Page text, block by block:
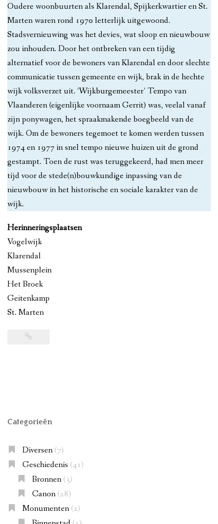
Oudere woonbuurten als Klarendal, Spijkerkwartier en St.
Marten waren rond 1970 letterlijk uitgewoond.
Stadsvernieuwing was het devies, wat sloop en nieuwbouw
zou inhouden. Door het ontbreken van een tijdig
alternatief voor de bewoners van Klarendal en door slechte
communicatie tussen gemeente en wijk, brak in de hechte
wijk volksverzet uit. ‘Wijkburgemeester’ Tempo van
Vlaanderen (eigenlijke voornaam Gerrit) was, veelal vanaf
zijn ponywagen, het spraakmakende boegbeeld van de
wijk. Om de bewoners tegemoet te komen werden tussen
1974 en 1977 in snel tempo nieuwe huizen uit de grond
gestampt. Toen de rust was teruggekeerd, had men meer
tijd voor de stede(n)bouwkundige inpassing van de
nieuwbouw in het historische en sociale karakter van de
wijk.
Herinneringsplaatsen
Vogelwijk
Klarendal
Mussenplein
Het Broek
Geitenkamp
St. Marten
Categorieën
Diversen(7)
Geschiedenis (41)
Bronnen(3)
Canon(28)
Monumenten(2)